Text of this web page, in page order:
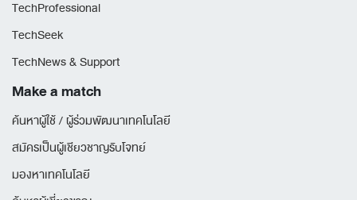
TechProfessional
TechSeek
TechNews & Support
Make a match
ค้นหาผู้ใช้ / ผู้ร่วมพัฒนาเทคโนโลยี
สมัครเป็นผู้เชียวชาญรับโจทย์
มองหาเทคโนโลยี